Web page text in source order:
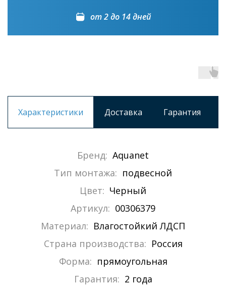
от 2 до 14 дней
Характеристики Доставка Гарантия
Бренд: Aquanet
Тип монтажа: подвесной
Цвет: Черный
Артикул: 00306379
Материал: Влагостойкий ЛДСП
Страна производства: Россия
Форма: прямоугольная
Гарантия: 2 года